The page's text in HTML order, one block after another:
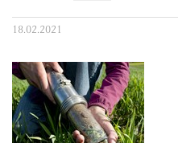
18.02.2021